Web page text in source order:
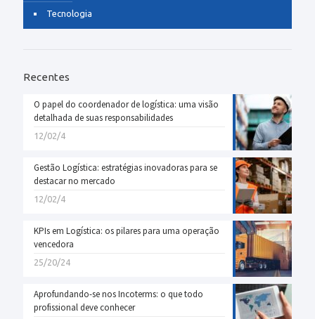
Tecnologia
Recentes
O papel do coordenador de logística: uma visão
detalhada de suas responsabilidades
12/02/4
Gestão Logística: estratégias inovadoras para se
destacar no mercado
12/02/4
KPIs em Logística: os pilares para uma operação
vencedora
25/20/24
Aprofundando-se nos Incoterms: o que todo
profissional deve conhecer